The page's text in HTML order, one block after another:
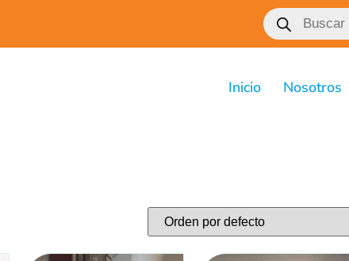
Inicio Nosotros